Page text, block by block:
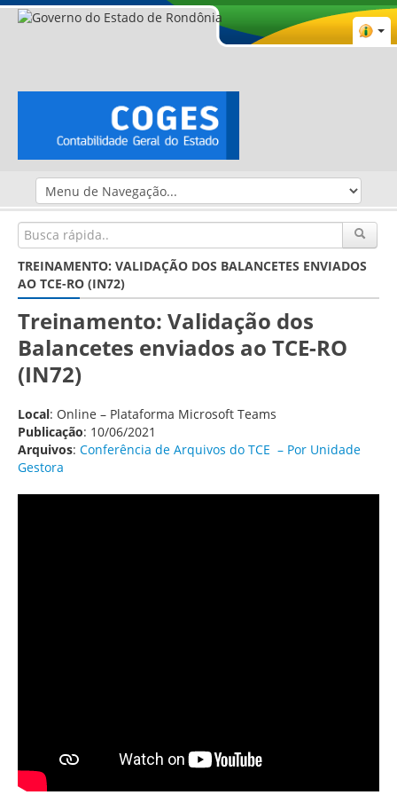
TREINAMENTO: VALIDAÇÃO DOS BALANCETES ENVIADOS
AO TCE-RO (IN72)
Treinamento: Validação dos
Balancetes enviados ao TCE-RO
(IN72)
Local: Online – Plataforma Microsoft Teams
Publicação: 10/06/2021
Arquivos: Conferência de Arquivos do TCE – Por Unidade
Gestora